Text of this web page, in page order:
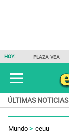
HOY: PLAZA VEA
ÚLTIMAS NOTICIAS
Mundo eeuu